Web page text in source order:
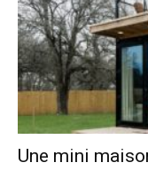
Une mini